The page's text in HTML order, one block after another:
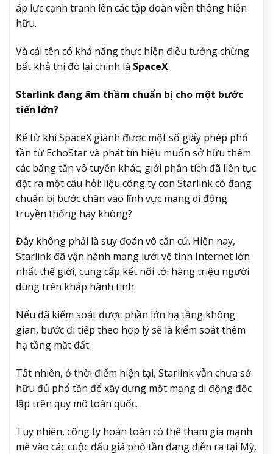
áp lực cạnh tranh lên các tập đoàn viễn thông hiện
hữu.
Và cái tên có khả năng thực hiện điều tưởng chừng
bất khả thi đó lại chính là SpaceX.
Starlink đang âm thầm chuẩn bị cho một bước
tiến lớn?
Kể từ khi SpaceX giành được một số giấy phép phổ
tần từ EchoStar và phát tín hiệu muốn sở hữu thêm
các băng tần vô tuyến khác, giới phân tích đã liên tục
đặt ra một câu hỏi: liệu công ty con Starlink có đang
chuẩn bị bước chân vào lĩnh vực mạng di động
truyền thống hay không?
Đây không phải là suy đoán vô căn cứ. Hiện nay,
Starlink đã vận hành mạng lưới vệ tinh Internet lớn
nhất thế giới, cung cấp kết nối tới hàng triệu người
dùng trên khắp hành tinh.
Nếu đã kiểm soát được phần lớn hạ tầng không
gian, bước đi tiếp theo hợp lý sẽ là kiểm soát thêm
hạ tầng mặt đất.
Tất nhiên, ở thời điểm hiện tại, Starlink vẫn chưa sở
hữu đủ phổ tần để xây dựng một mạng di động độc
lập trên quy mô toàn quốc.
Tuy nhiên, công ty hoàn toàn có thể tham gia mạnh
mẽ vào các cuộc đấu giá phổ tần đang diễn ra tại Mỹ,